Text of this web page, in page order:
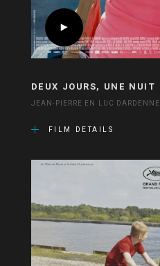
DEUX JOURS, UNE NUIT
JEAN-PIERRE EN LUC DARDENNE
FILM DETAILS